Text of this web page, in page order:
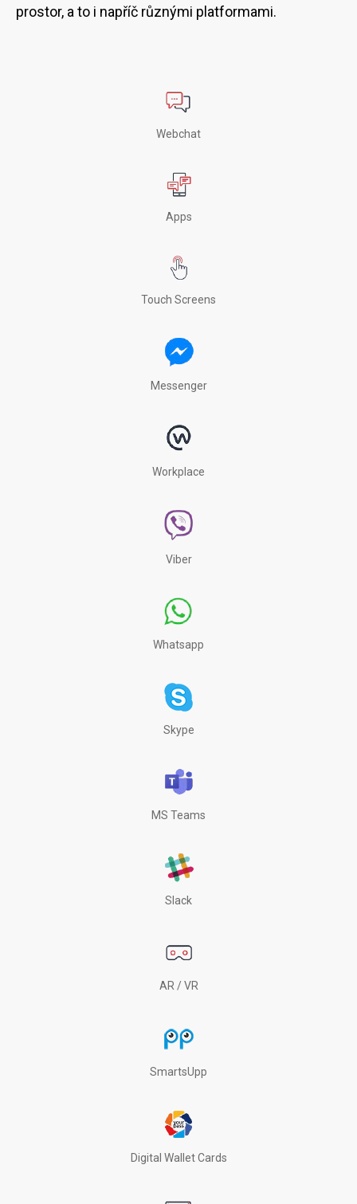
prostor, a to i napříč různými platformami.
Webchat
Apps
Touch Screens
Messenger
Workplace
Viber
Whatsapp
Skype
MS Teams
Slack
AR / VR
SmartsUpp
Digital Wallet Cards